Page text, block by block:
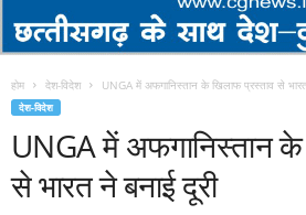
होम देश-विदेश UNGA में अफगानिस्तान के खिलाफ प्रस्ताव से
देश-विदेश
UNGA में अफगानिस्तान के
से भारत ने बनाई दूरी